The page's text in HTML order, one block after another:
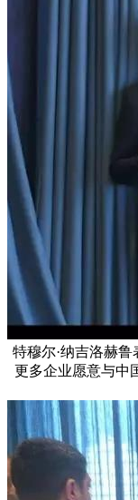
特穆尔·纳吉洛赫
更多企业愿意与中